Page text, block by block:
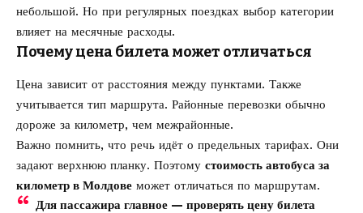
небольшой. Но при регулярных поездках выбор категории
влияет на месячные расходы.
Почему цена билета может отличаться
Цена зависит от расстояния между пунктами. Также
учитывается тип маршрута. Районные перевозки обычно
дороже за километр, чем межрайонные.
Важно помнить, что речь идёт о предельных тарифах. Они
задают верхнюю планку. Поэтому стоимость автобуса за
километр в Молдове может отличаться по маршрутам.
Для пассажира главное — проверять цену билета